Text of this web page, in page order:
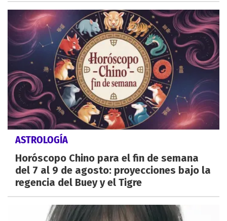
ASTROLOGÍA
Horóscopo Chino para el fin de semana
del 7 al 9 de agosto: proyecciones bajo la
regencia del Buey y el Tigre